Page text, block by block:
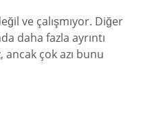
ve çalışmıyor. Diğer
daha fazla ayrıntı
çok azı bunu